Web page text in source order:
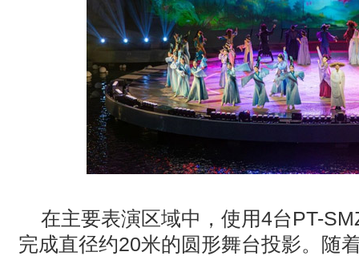
在主要表演区域中，使用4台PT-
完成直径约20米的圆形舞台投影。随